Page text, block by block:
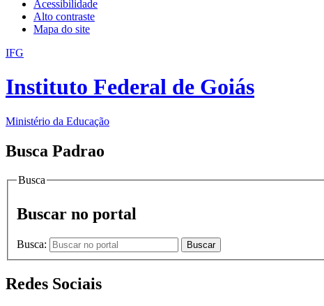
Acessibilidade
Alto contraste
Mapa do site
IFG
Instituto Federal de Goiás
Ministério da Educação
Busca Padrao
Busca
Buscar no portal
Busca: Buscar
Redes Sociais